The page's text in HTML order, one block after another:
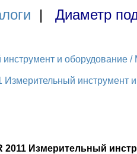
| Диаметр
и оборудование
Измерительный инструмент
2011 Измерительный